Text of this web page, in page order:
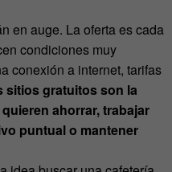
en auge. La oferta es cada
condiciones muy
conexión a internet, tarifas
sitios gratuitos son la
ahorrar, trabajar
puntual o mantener